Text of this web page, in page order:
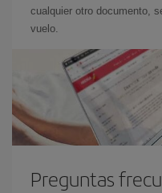
cualquier otro documento,
vuelo.
Preguntas